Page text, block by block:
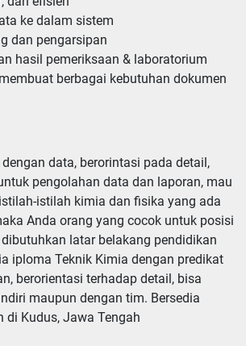
ke dalam sistem
dan pengarsipan
hasil pemeriksaan & laboratorium
berbagai kebutuhan dokumen
data, berorintasi pada detail,
pengolahan data dan laporan, mau
istilah kimia dan fisika yang ada
Anda orang yang cocok untuk posisi
latar belakang pendidikan
iploma Teknik Kimia dengan predikat
berorientasi terhadap detail, bisa
maupun dengan tim. Bersedia
di Kudus, Jawa Tengah